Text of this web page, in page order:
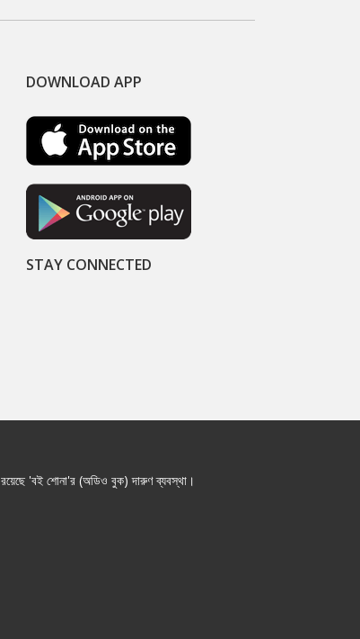
DOWNLOAD APP
STAY CONNECTED
'বই শোনা'র (অডিও বুক) দারুণ ব্যবস্থা।